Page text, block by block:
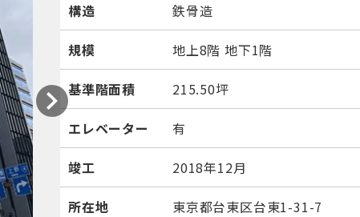
構造 鉄骨造
規模 地上8階 地下1階
基準階面積 215.50坪
エレベーター 有
竣工 2018年12月
所在地 東京都台東区台東1-31-7